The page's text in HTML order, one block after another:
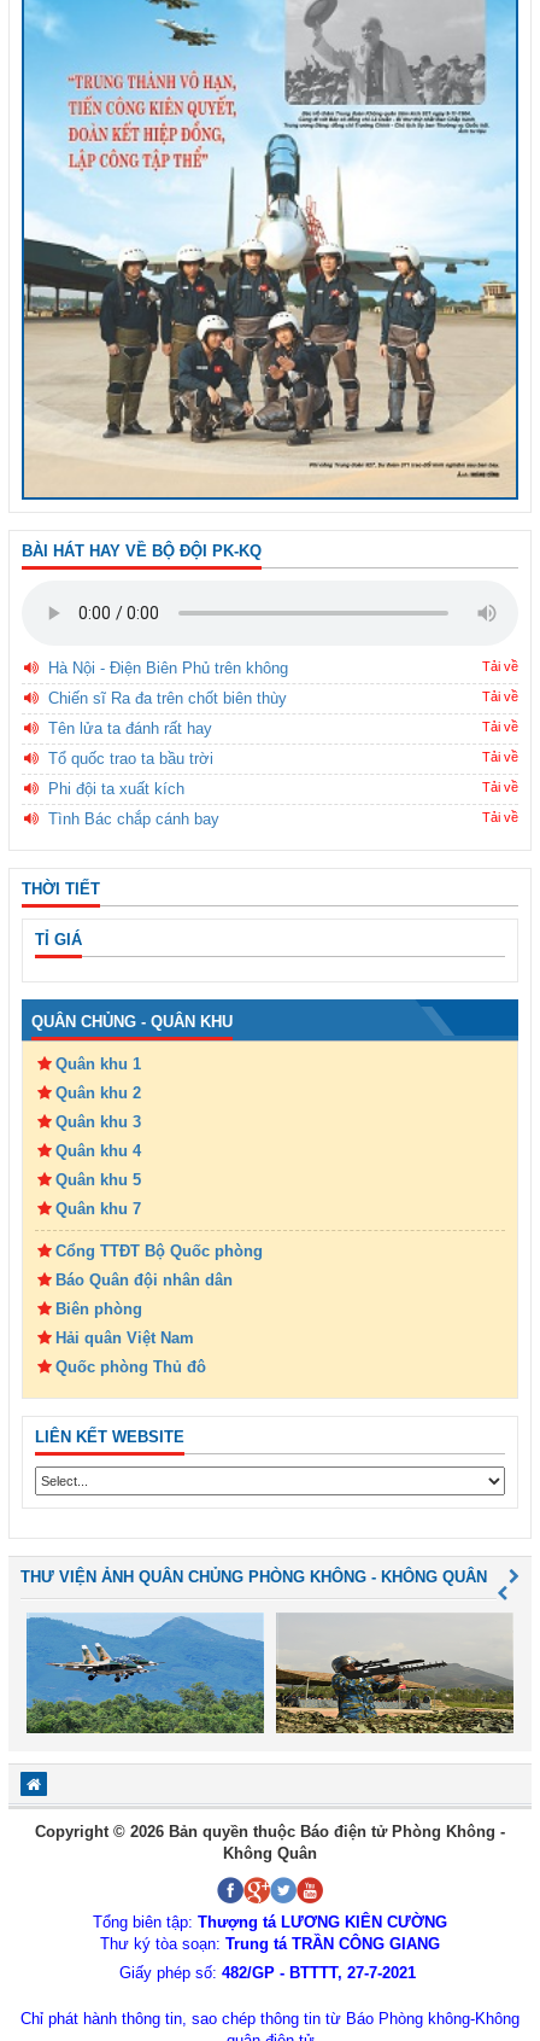
BÀI HÁT HAY VỀ BỘ ĐỘI PK-KQ
Hà Nội - Điện Biên Phủ trên không Tải về
Chiến sĩ Ra đa trên chốt biên thùy Tải về
Tên lửa ta đánh rất hay Tải về
Tổ quốc trao ta bầu trời Tải về
Phi đội ta xuất kích Tải về
Tình Bác chắp cánh bay Tải về
THỜI TIẾT
TỈ GIÁ
QUÂN CHỦNG - QUÂN KHU
Quân khu 1
Quân khu 2
Quân khu 3
Quân khu 4
Quân khu 5
Quân khu 7
Cổng TTĐT Bộ Quốc phòng
Báo Quân đội nhân dân
Biên phòng
Hải quân Việt Nam
Quốc phòng Thủ đô
LIÊN KẾT WEBSITE
THƯ VIỆN ẢNH QUÂN CHỦNG PHÒNG KHÔNG - KHÔNG QUÂN
Copyright © 2026 Bản quyền thuộc Báo điện tử Phòng Không -
Không Quân
Tổng biên tập: Thượng tá LƯƠNG KIÊN CƯỜNG
Thư ký tòa soạn: Trung tá TRẦN CÔNG GIANG
Giấy phép số: 482/GP - BTTTT, 27-7-2021
Chỉ phát hành thông tin, sao chép thông tin từ Báo Phòng không-Không